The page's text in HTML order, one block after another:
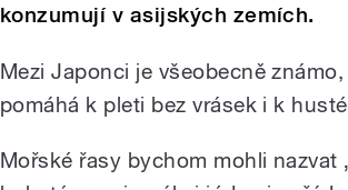
konzumují v asijských zemích.
Mezi Japonci je všeobecně
pomáhá k pleti bez vrásek i k
Mořské řasy bychom mohli nazvat